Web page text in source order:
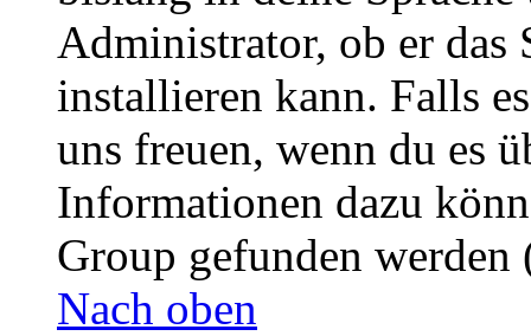
Administrator, ob er das
installieren kann. Falls
uns freuen, wenn du es
Informationen dazu
Group gefunden
Nach oben